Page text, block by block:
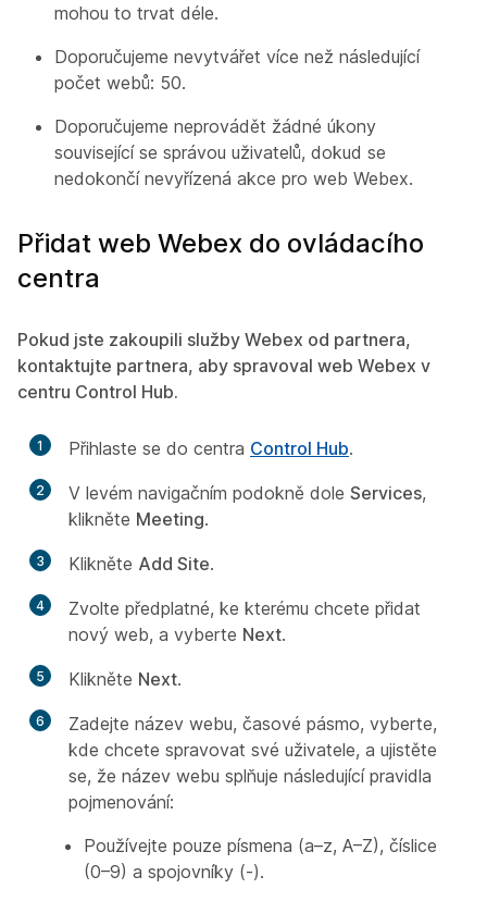
mohou to trvat déle.
Doporučujeme nevytvářet více než následující
počet webů: 50.
Doporučujeme neprovádět žádné úkony
související se správou uživatelů, dokud se
nedokončí nevyřízená akce pro web Webex.
Přidat web Webex do ovládacího
centra
Pokud jste zakoupili služby Webex od partnera,
kontaktujte partnera, aby spravoval web Webex v
centru Control Hub.
1 Přihlaste se do centra Control Hub.
2 V levém navigačním podokně dole Services,
klikněte Meeting.
3 Klikněte Add Site.
4
Zvolte předplatné, ke kterému chcete přidat
nový web, a vyberte Next.
5 Klikněte Next.
6
Zadejte název webu, časové pásmo, vyberte,
kde chcete spravovat své uživatele, a ujistěte
se, že název webu splňuje následující pravidla
pojmenování:
Používejte pouze písmena (a–z, A–Z), číslice
(0–9) a spojovníky (-).